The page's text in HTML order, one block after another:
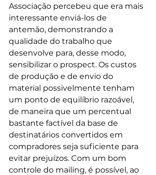
Associação percebeu que era mais
interessante enviá-los de
antemão, demonstrando a
qualidade do trabalho que
desenvolve para, desse modo,
sensibilizar o prospect. Os custos
de produção e de envio do
material possivelmente tenham
um ponto de equilíbrio razoável,
de maneira que um percentual
bastante factível da base de
destinatários convertidos em
compradores seja suficiente para
evitar prejuízos. Com um bom
controle do mailing, é possível, ao